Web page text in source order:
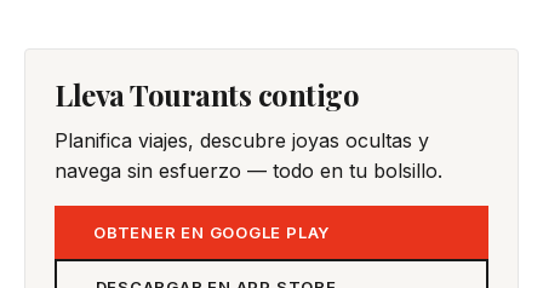
Lleva Tourants contigo
Planifica viajes, descubre joyas ocultas y
navega sin esfuerzo — todo en tu bolsillo.
OBTENER EN GOOGLE PLAY